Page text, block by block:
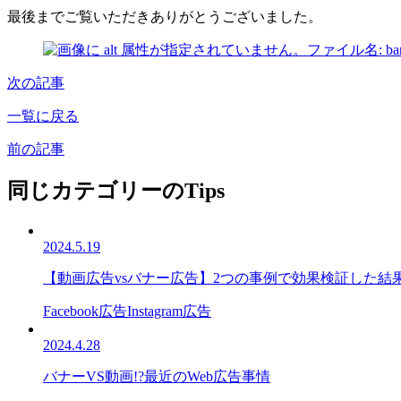
最後までご覧いただきありがとうございました。
次の記事
一覧に戻る
前の記事
同じカテゴリーのTips
2024.5.19
【動画広告vsバナー広告】2つの事例で効果検証した結
Facebook広告Instagram広告
2024.4.28
バナーVS動画!?最近のWeb広告事情